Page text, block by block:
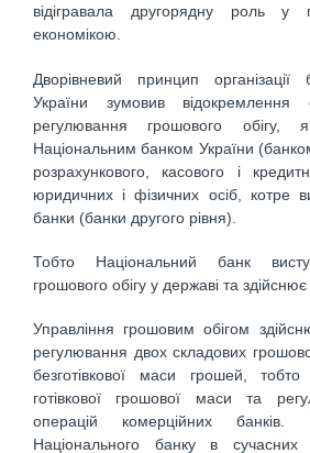
відігравала другорядну роль у
економікою.
Дворівневий принцип організації
України зумовив відокремлення
регулювання грошового обігу,
Національним банком України
розрахункового, касового і
юридичних і фізичних осіб, котре
банки (банки другого рівня).
Тобто Національний банк
грошового обігу у державі та
Управління грошовим обігом
регулювання двох складових
безготівкової маси грошей,
готівкової грошової маси та
операцій комерційних банків.
Національного банку в